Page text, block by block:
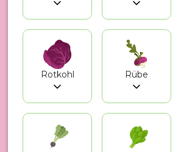
Rotkohl Rübe